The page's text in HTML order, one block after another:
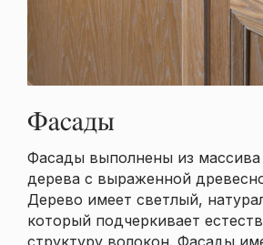
Фасады
Фасады выполнены из массива
дерева с выраженной
Дерево имеет светлый,
который подчеркивает
структуру волокон. Фасады